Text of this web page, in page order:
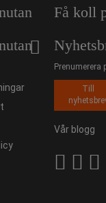
Få koll
Prenumerera
Till
Vår blogg